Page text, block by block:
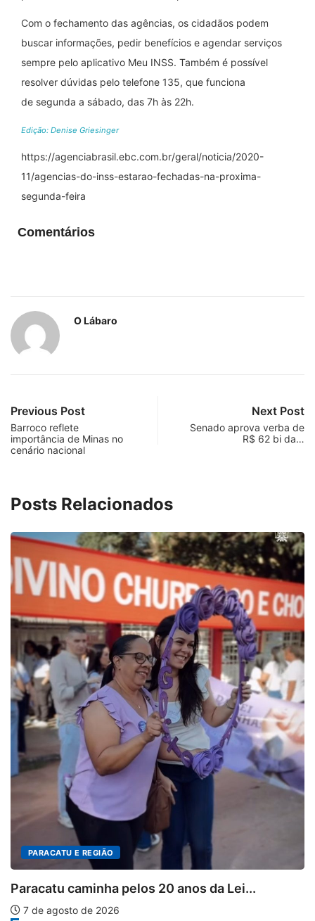
Com o fechamento das agências, os cidadãos podem
buscar informações, pedir benefícios e agendar serviços
sempre pelo aplicativo Meu INSS. Também é possível
resolver dúvidas pelo telefone 135, que funciona
de segunda a sábado, das 7h às 22h.
Edição: Denise Griesinger
https://agenciabrasil.ebc.com.br/geral/noticia/2020-
11/agencias-do-inss-estarao-fechadas-na-proxima-
segunda-feira
Comentários
O Lábaro
Previous Post
Barroco reflete
importância de Minas no
cenário nacional
Next Post
Senado aprova verba de
R$ 62 bi da…
Posts Relacionados
PARACATU E REGIÃO
Paracatu caminha pelos 20 anos da Lei...
7 de agosto de 2026